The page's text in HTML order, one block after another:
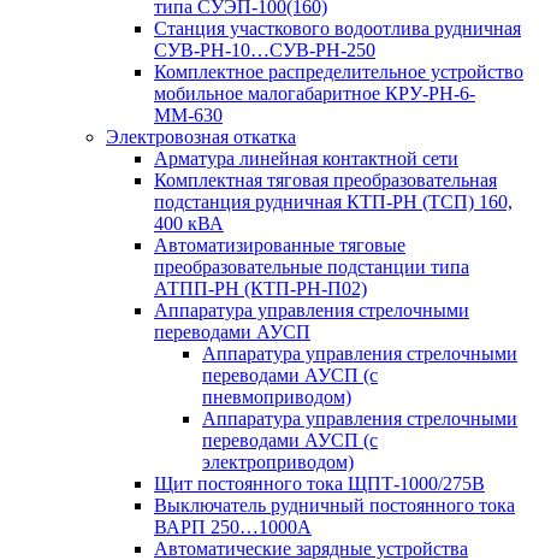
типа СУЭП-100(160)
Станция участкового водоотлива рудничная
СУВ-РН-10…СУВ-РН-250
Комплектное распределительное устройство
мобильное малогабаритное КРУ-РН-6-
ММ-630
Электровозная откатка
Арматура линейная контактной сети
Комплектная тяговая преобразовательная
подстанция рудничная КТП-РН (ТСП) 160,
400 кВА
Автоматизированные тяговые
преобразовательные подстанции типа
АТПП-РН (КТП-РН-П02)
Аппаратура управления стрелочными
переводами АУСП
Аппаратура управления стрелочными
переводами АУСП (с
пневмоприводом)
Аппаратура управления стрелочными
переводами АУСП (с
электроприводом)
Щит постоянного тока ЩПТ-1000/275В
Выключатель рудничный постоянного тока
ВАРП 250…1000А
Автоматические зарядные устройства